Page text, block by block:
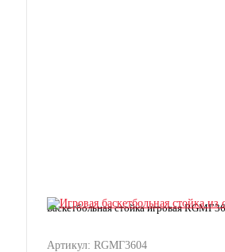
Баскетбольная стойка игровая
Артикул: RGМГ3604